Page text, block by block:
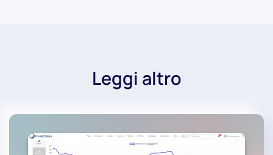
Leggi altro